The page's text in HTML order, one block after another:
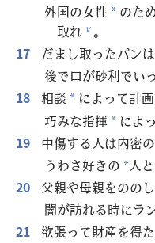
外国の女性 * のた
取れ v 。
17
だまし取ったパンは
後で口が砂利でい
18
相談 * によって計
巧みな指揮 * によ
19
中傷する人は内密
うわさ好きの *人
20
父親や母親をのの
闇が訪れる時にラ
21
欲張って財産を得た